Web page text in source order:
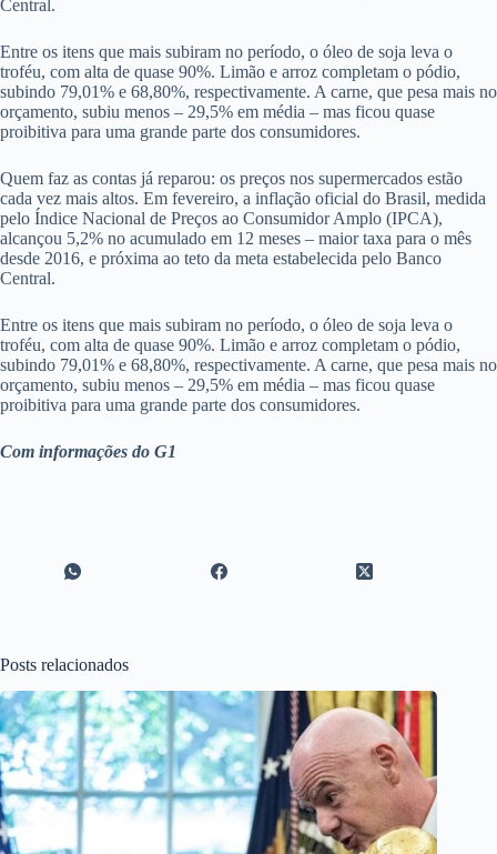
Central.
Entre os itens que mais subiram no período, o óleo de soja leva o
troféu, com alta de quase 90%. Limão e arroz completam o pódio,
subindo 79,01% e 68,80%, respectivamente. A carne, que pesa mais no
orçamento, subiu menos – 29,5% em média – mas ficou quase
proibitiva para uma grande parte dos consumidores.
Quem faz as contas já reparou: os preços nos supermercados estão
cada vez mais altos. Em fevereiro, a inflação oficial do Brasil, medida
pelo Índice Nacional de Preços ao Consumidor Amplo (IPCA),
alcançou 5,2% no acumulado em 12 meses – maior taxa para o mês
desde 2016, e próxima ao teto da meta estabelecida pelo Banco
Central.
Entre os itens que mais subiram no período, o óleo de soja leva o
troféu, com alta de quase 90%. Limão e arroz completam o pódio,
subindo 79,01% e 68,80%, respectivamente. A carne, que pesa mais no
orçamento, subiu menos – 29,5% em média – mas ficou quase
proibitiva para uma grande parte dos consumidores.
Com informações do G1
Posts relacionados